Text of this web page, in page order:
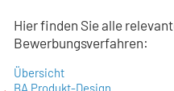
Hier finden Sie alle
Bewerbungsverfahren:
Übersicht
BA Produkt-Design